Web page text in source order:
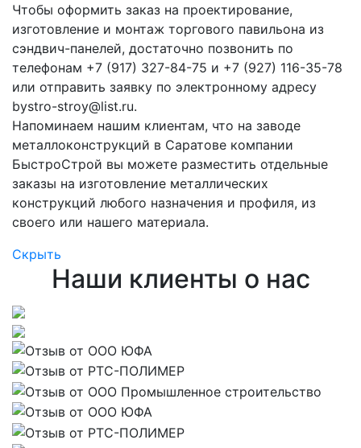
Чтобы оформить заказ на проектирование,
изготовление и монтаж торгового павильона из
сэндвич-панелей, достаточно позвонить по
телефонам +7 (917) 327-84-75 и +7 (927) 116-35-78
или отправить заявку по электронному адресу
bystro-stroy@list.ru.
Напоминаем нашим клиентам, что на заводе
металлоконструкций в Саратове компании
БыстроСтрой вы можете разместить отдельные
заказы на изготовление металлических
конструкций любого назначения и профиля, из
своего или нашего материала.
Скрыть
Наши клиенты о нас